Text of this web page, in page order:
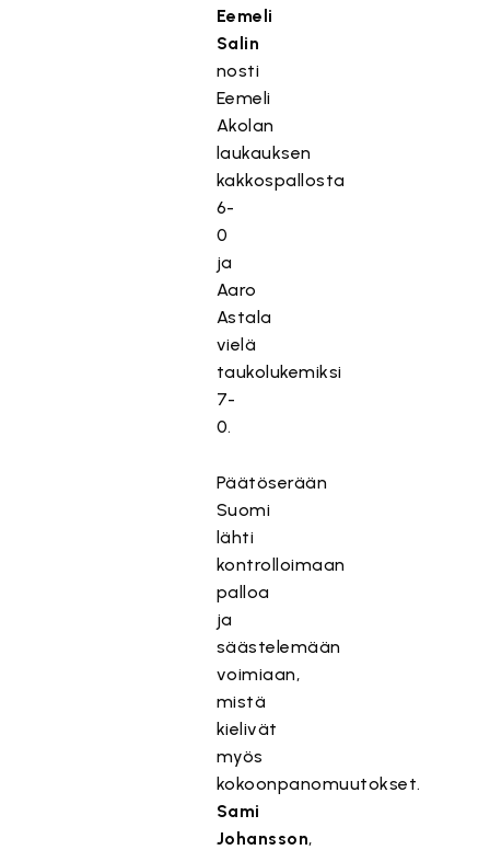
Eemeli
Salin
nosti
Eemeli
Akolan
laukauksen
kakkospallosta
6-
0
ja
Aaro
Astala
vielä
taukolukemiksi
7-
0.
Päätöserään
Suomi
lähti
kontrolloimaan
palloa
ja
säästelemään
voimiaan,
mistä
kielivät
myös
kokoonpanomuutokset.
Sami
Johansson,